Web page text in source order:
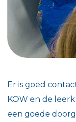
Er is goed
KOW en de
een goede